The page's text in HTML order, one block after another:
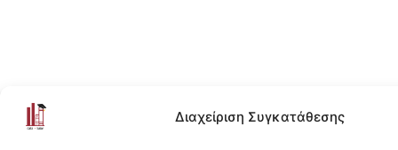
Διαχείριση Συγκατάθεσης